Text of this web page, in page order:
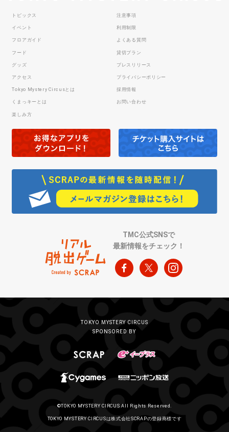
トピックス
イベント
フロアガイド
フード
グッズ
アクセス
Tokyo Mystery Circusとは
くまっキーとは
楽しみ方
注意事項
利用制限
よくある質問
貸切プラン
プレスリリース
プライバシーポリシー
採用情報
お問い合わせ
TMC公式SNSで
最新情報をチェック！
TOKYO MYSTERY CIRCUS
SPONSORED BY
©TOKYO MYSTERY CIRCUS All Rights Reserved.
TOKYO MYSTERY CIRCUSは株式会社SCRAPの登録商標です